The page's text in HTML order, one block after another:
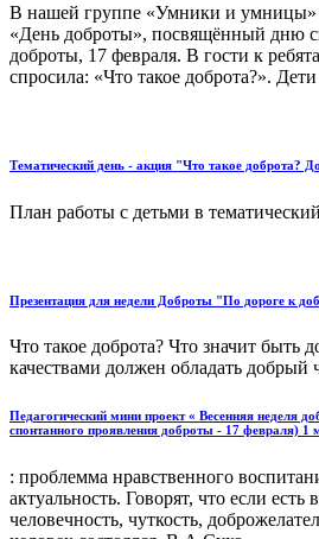
В нашей группе «Умники и умницы»
«День доброты», посвящённый дню
доброты, 17 февраля. В гости к
спросила: «Что такое доброта?».
Тематический день - акция "Что такое доброта?
План работы с детьми в
Презентация для недели Доброты "По дороге к
Что такое доброта? Что значит быть
качествами должен обладать добрый
Педагогический мини проект « Весенняя неделя
спонтанного проявления доброты - 17 февраля) 1
: проблемма нравственного
актуальность. Говорят, что если есть
человечность, чуткость,